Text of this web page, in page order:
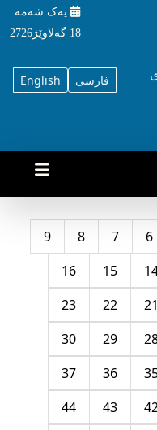
یه‌ک شه‌مه‌
18 گه‌لاوێژ2726
English فارسی
6
7
8
9
15
16
21
22
23
29
30
36
37
43
44